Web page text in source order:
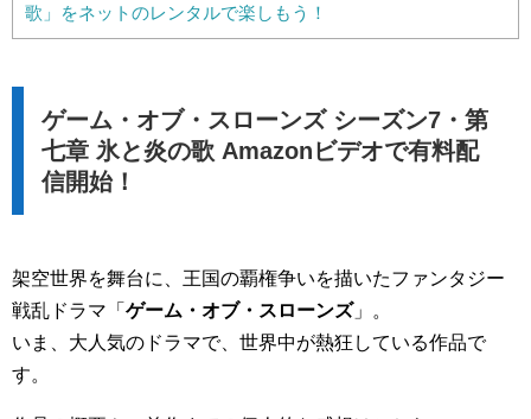
歌」をネットのレンタルで楽しもう！
ゲーム・オブ・スローンズ シーズン7・第
七章 氷と炎の歌 Amazonビデオで有料配
信開始！
架空世界を舞台に、王国の覇権争いを描いたファンタジー
戦乱ドラマ「 ゲーム・オブ・スローンズ」。
いま、大人気のドラマで、世界中が熱狂している作品で
す。